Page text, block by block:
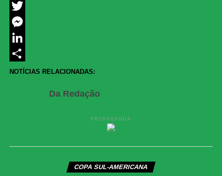
Facebook
Twitter
Messenger
LinkedIn
Share
NOTÍCIAS RELACIONADAS:
Da Redação
PROPAGANDA
COPA SUL-AMERICANA